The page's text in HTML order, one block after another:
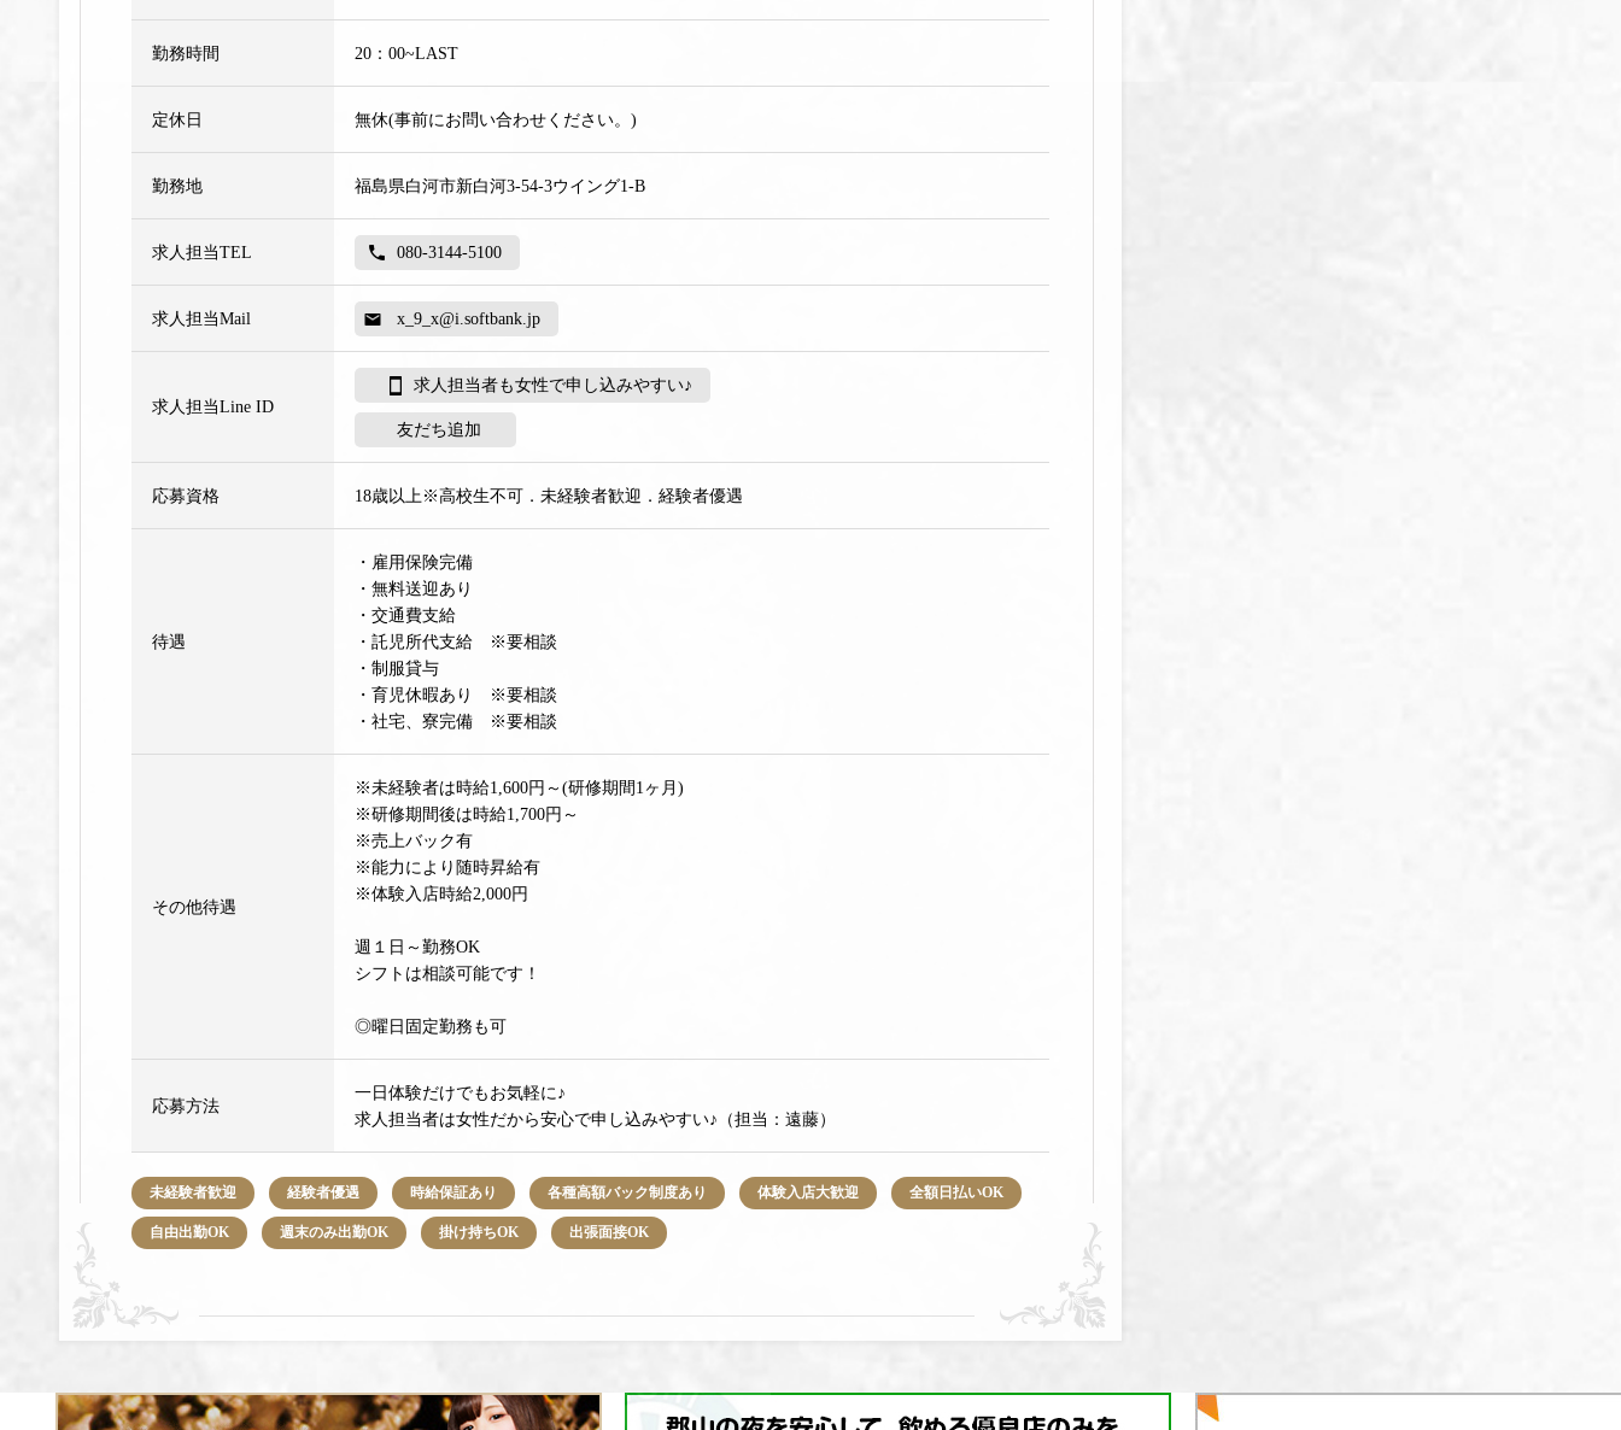
勤務時間 20：00~LAST
定休日 無休(事前にお問い合わせください。)
勤務地 福島県白河市新白河3-54-3ウイング1-B
求人担当TEL 080-3144-5100
求人担当Mail x_9_x@i.softbank.jp
求人担当Line ID
求人担当者も女性で申し込みやすい♪
友だち追加
応募資格 18歳以上※高校生不可．未経験者歓迎．経験者優遇
待遇
・雇用保険完備
・無料送迎あり
・交通費支給
・託児所代支給 ※要相談
・制服貸与
・育児休暇あり ※要相談
・社宅、寮完備 ※要相談
その他待遇
※未経験者は時給1,600円～(研修期間1ヶ月)
※研修期間後は時給1,700円～
※売上バック有
※能力により随時昇給有
※体験入店時給2,000円
週１日～勤務OK
シフトは相談可能です！
◎曜日固定勤務も可
応募方法
一日体験だけでもお気軽に♪
求人担当者は女性だから安心で申し込みやすい♪（担当：遠藤）
未経験者歓迎 経験者優遇 時給保証あり 各種高額バック制度あり 体験入店大歓迎 全額日払いOK
自由出勤OK 週末のみ出勤OK 掛け持ちOK 出張面接OK